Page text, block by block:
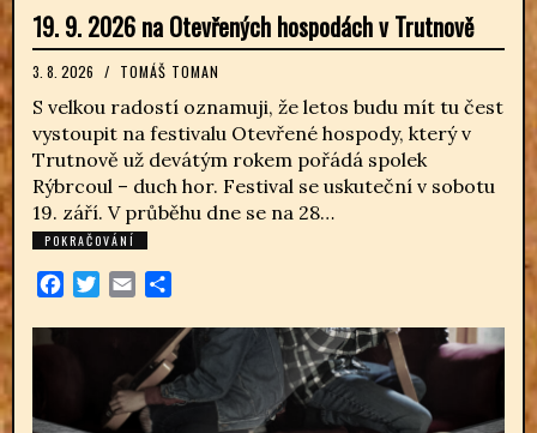
19. 9. 2026 na Otevřených hospodách v Trutnově
3. 8. 2026 / TOMÁŠ TOMAN
S velkou radostí oznamuji, že letos budu mít tu čest
vystoupit na festivalu Otevřené hospody, který v
Trutnově už devátým rokem pořádá spolek
Rýbrcoul – duch hor. Festival se uskuteční v sobotu
19. září. V průběhu dne se na 28…
POKRAČOVÁNÍ
Facebook
Twitter
Email